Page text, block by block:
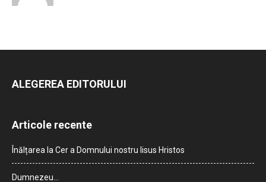
ALEGEREA EDITORULUI
Articole recente
Înălțarea la Cer a Domnului nostru Iisus Hristos
Dumnezeu…